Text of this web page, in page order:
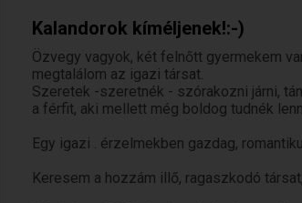
Kalandorok kíméljenek!:-)
Özvegy vagyok, két felnőtt gyermekem
megtalálom az igazi társat.
Szeretek -szeretnék - szórakozni járni,
a férfit, aki mellett még boldog tudnék
Egy igazi . érzelmekben gazdag,
Keresem a hozzám illő, ragaszkodó